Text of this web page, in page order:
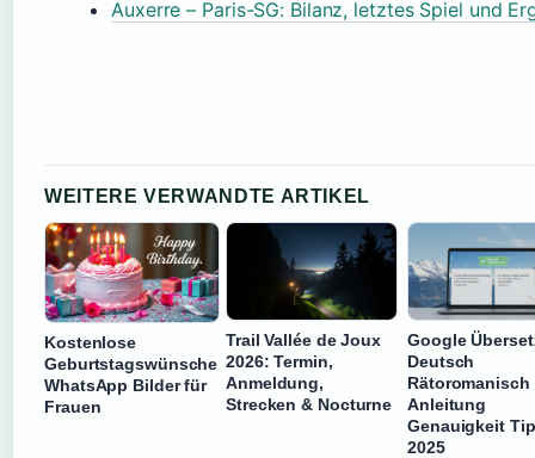
Auxerre – Paris-SG: Bilanz, letztes Spiel und
WEITERE VERWANDTE ARTIKEL
Kostenlose
Geburtstagswünsche
WhatsApp Bilder für
Frauen
Trail Vallée de Joux
2026: Termin,
Anmeldung,
Strecken & Nocturne
Google
Deutsch
Rätoromanisch
Anleitung
Genauigkeit
2025